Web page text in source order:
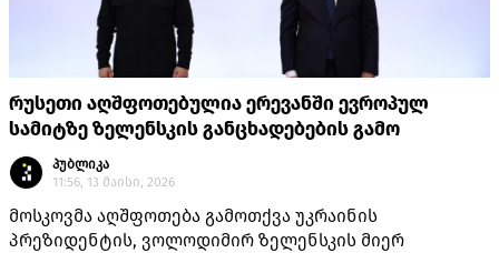
რუსეთი აღშფოთებულია ერევანში ევროპულ
სამიტზე ზელენსკის განცხადებების გამო
პუბლიკა
11:56, 13 მაისი, 2026
მოსკოვმა აღშფოთება გამოთქვა უკრაინის
პრეზიდენტის, ვოლოდიმირ ზელენსკის მიერ